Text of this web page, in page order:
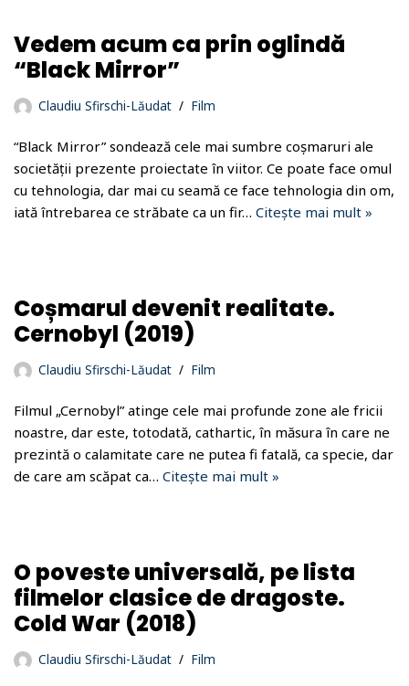
Vedem acum ca prin oglindă
“Black Mirror”
Claudiu Sfirschi-Lăudat Film
“Black Mirror” sondează cele mai sumbre coșmaruri ale
societății prezente proiectate în viitor. Ce poate face omul
cu tehnologia, dar mai cu seamă ce face tehnologia din om,
iată întrebarea ce străbate ca un fir… Citește mai mult »
Coșmarul devenit realitate.
Cernobyl (2019)
Claudiu Sfirschi-Lăudat Film
Filmul „Cernobyl” atinge cele mai profunde zone ale fricii
noastre, dar este, totodată, cathartic, în măsura în care ne
prezintă o calamitate care ne putea fi fatală, ca specie, dar
de care am scăpat ca… Citește mai mult »
O poveste universală, pe lista
filmelor clasice de dragoste.
Cold War (2018)
Claudiu Sfirschi-Lăudat Film